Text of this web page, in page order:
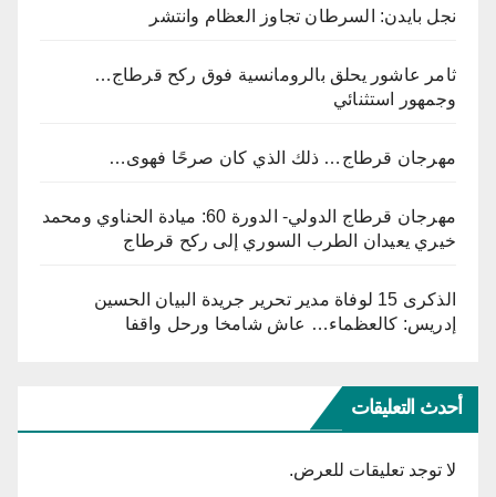
نجل بايدن: السرطان تجاوز العظام وانتشر
ثامر عاشور يحلق بالرومانسية فوق ركح قرطاج…
وجمهور استثنائي
مهرجان قرطاج… ذلك الذي كان صرحًا فهوى…
مهرجان قرطاج الدولي- الدورة 60: ميادة الحناوي ومحمد
خيري يعيدان الطرب السوري إلى ركح قرطاج
الذكرى 15 لوفاة مدير تحرير جريدة البيان الحسين
إدريس: كالعظماء… عاش شامخا ورحل واقفا
أحدث التعليقات
لا توجد تعليقات للعرض.